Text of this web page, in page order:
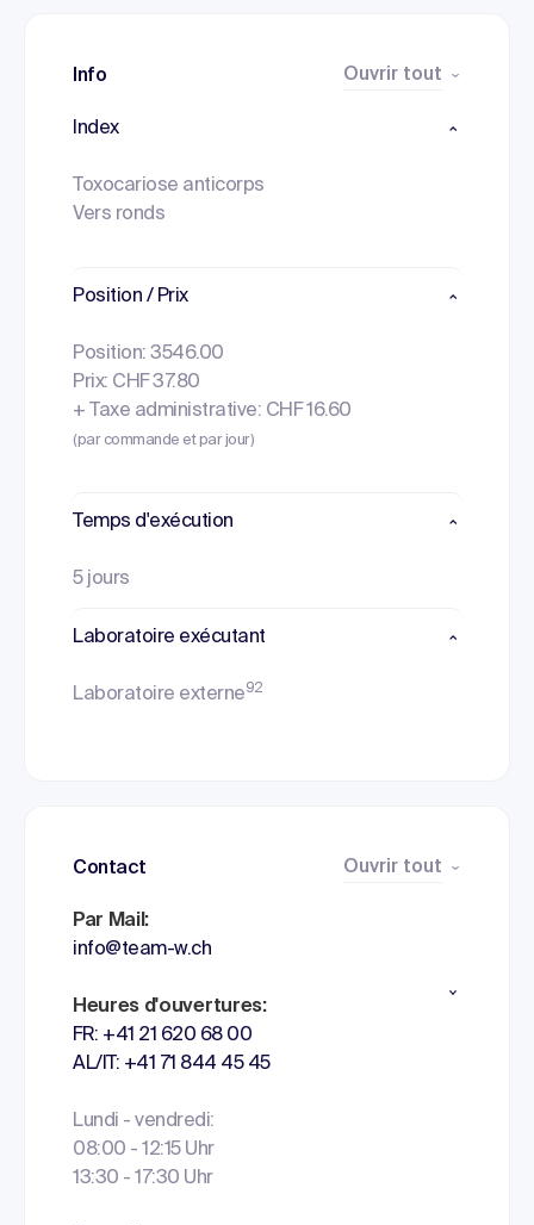
Info Ouvrir tout
Index
Toxocariose anticorps
Vers ronds
Position / Prix
Position: 3546.00
Prix: CHF 37.80
+ Taxe administrative: CHF 16.60
(par commande et par jour)
Temps d'exécution
5 jours
Laboratoire exécutant
Laboratoire externe92
Contact Ouvrir tout
Par Mail:
info@team-w.ch
Heures d'ouvertures:
FR: +41 21 620 68 00
AL/IT: +41 71 844 45 45
Lundi - vendredi:
08:00 - 12:15 Uhr
13:30 - 17:30 Uhr